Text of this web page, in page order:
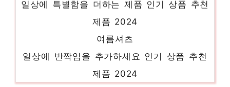
제품 2024
여름셔츠
일상에 반짝임을 추가하세요 인기 상품 추천
제품 2024
레인코트